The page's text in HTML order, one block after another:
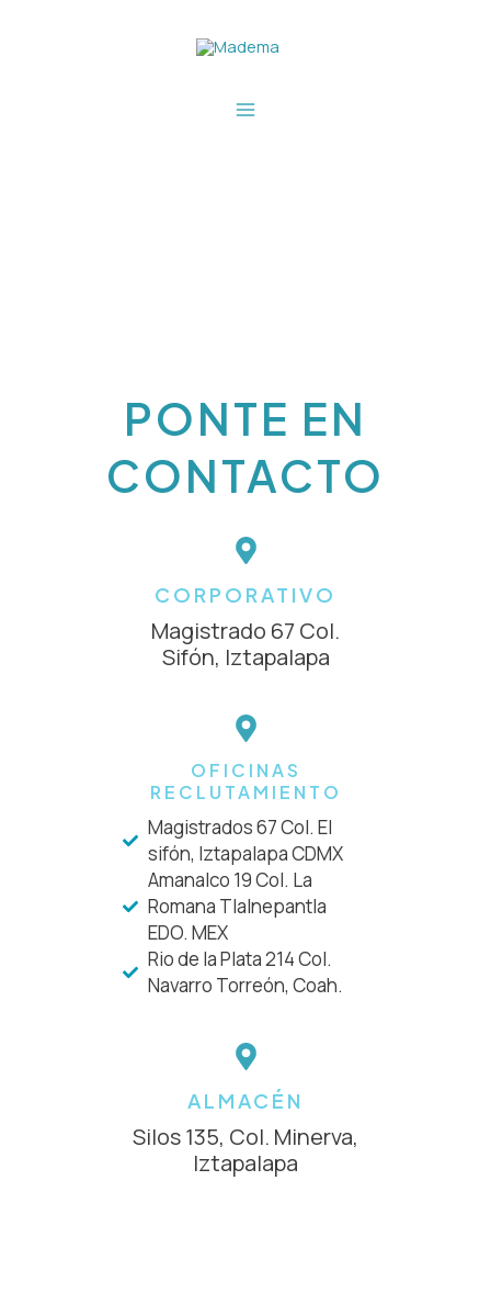
PONTE EN
CONTACTO
CORPORATIVO
Magistrado 67 Col.
Sifón, Iztapalapa
OFICINAS
RECLUTAMIENTO
Magistrados 67 Col. El
sifón, Iztapalapa CDMX
Amanalco 19 Col. La
Romana Tlalnepantla
EDO. MEX
Rio de la Plata 214 Col.
Navarro Torreón, Coah.
ALMACÉN
Silos 135, Col. Minerva,
Iztapalapa